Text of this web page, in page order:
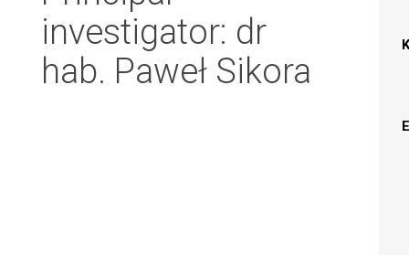
investigator: dr
hab. Paweł Sikora